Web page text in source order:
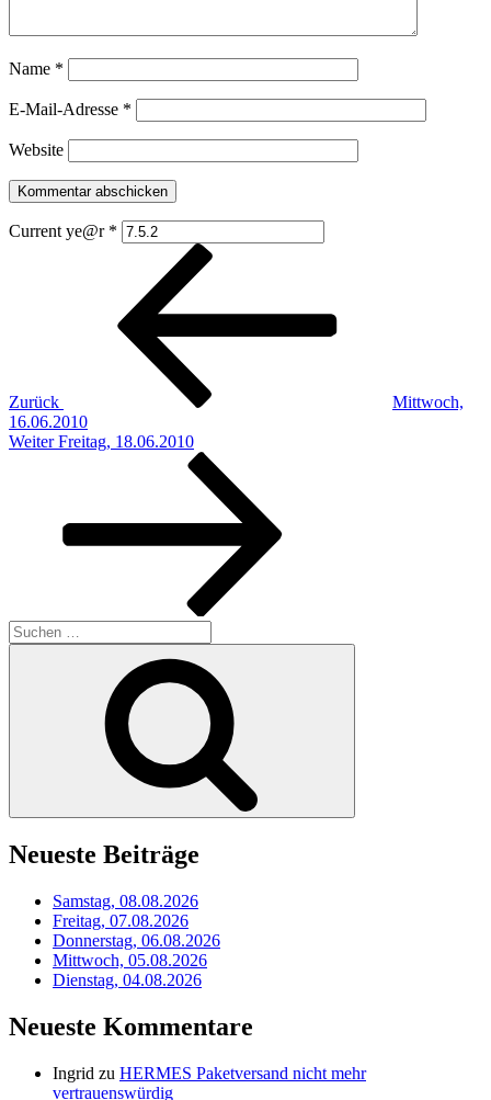
Name *
E-Mail-Adresse *
Website
Current ye@r *
Beitragsnavigation
Zurück
Mittwoch,
16.06.2010
Nächster
Weiter Freitag, 18.06.2010
Suchen
nach:
Neueste Beiträge
Samstag, 08.08.2026
Freitag, 07.08.2026
Donnerstag, 06.08.2026
Mittwoch, 05.08.2026
Dienstag, 04.08.2026
Neueste Kommentare
Ingrid zu HERMES Paketversand nicht mehr
vertrauenswürdig